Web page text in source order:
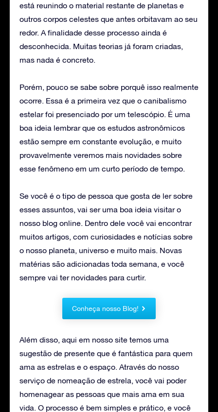
está reunindo o material restante de planetas e
outros corpos celestes que antes orbitavam ao seu
redor. A finalidade desse processo ainda é
desconhecida. Muitas teorias já foram criadas,
mas nada é concreto.
Porém, pouco se sabe sobre porquê isso realmente
ocorre. Essa é a primeira vez que o canibalismo
estelar foi presenciado por um telescópio. É uma
boa ideia lembrar que os estudos astronômicos
estão sempre em constante evolução, e muito
provavelmente veremos mais novidades sobre
esse fenômeno em um curto período de tempo.
Se você é o tipo de pessoa que gosta de ler sobre
esses assuntos, vai ser uma boa ideia visitar o
nosso blog online. Dentro dele você vai encontrar
muitos artigos, com curiosidades e notícias sobre
o nosso planeta, universo e muito mais. Novas
matérias são adicionadas toda semana, e você
sempre vai ter novidades para curtir.
Conheça nosso Blog!
Além disso, aqui em nosso site temos uma
sugestão de presente que é fantástica para quem
ama as estrelas e o espaço. Através do nosso
serviço de nomeação de estrela, você vai poder
homenagear as pessoas que mais ama em sua
vida. O processo é bem simples e prático, e você